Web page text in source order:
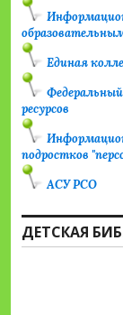
Единая
ресурсов
подростков
АСУ РСО
ДЕТСКАЯ